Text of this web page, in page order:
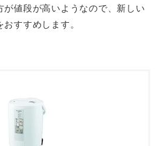
が値段が高いようなので、新しい
すすめします。